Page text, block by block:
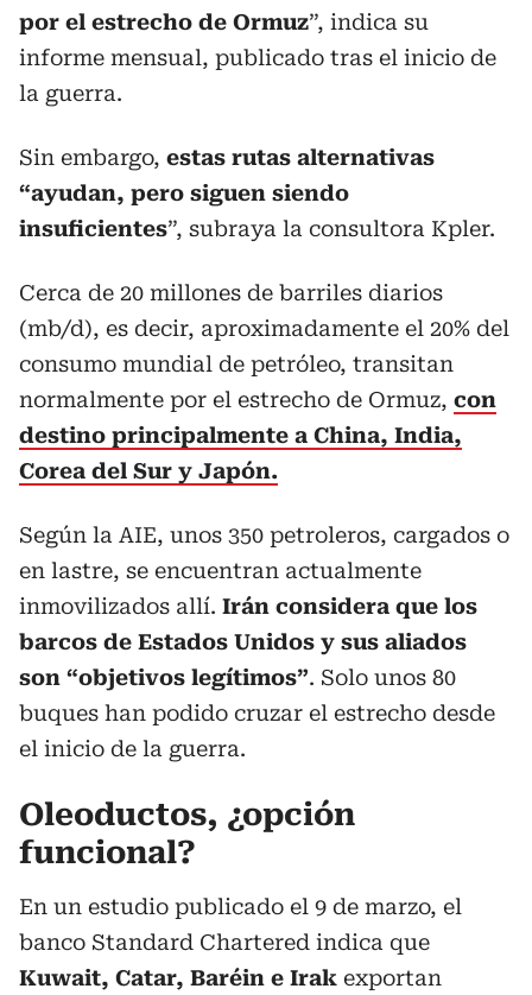
por el estrecho de Ormuz”, indica su
informe mensual, publicado tras el inicio de
la guerra.
Sin embargo, estas rutas alternativas
“ayudan, pero siguen siendo
insuficientes”, subraya la consultora Kpler.
Cerca de 20 millones de barriles diarios
(mb/d), es decir, aproximadamente el 20% del
consumo mundial de petróleo, transitan
normalmente por el estrecho de Ormuz, con
destino principalmente a China, India,
Corea del Sur y Japón.
Según la AIE, unos 350 petroleros, cargados o
en lastre, se encuentran actualmente
inmovilizados allí. Irán considera que los
barcos de Estados Unidos y sus aliados
son “objetivos legítimos”. Solo unos 80
buques han podido cruzar el estrecho desde
el inicio de la guerra.
Oleoductos, ¿opción
funcional?
En un estudio publicado el 9 de marzo, el
banco Standard Chartered indica que
Kuwait, Catar, Baréin e Irak exportan